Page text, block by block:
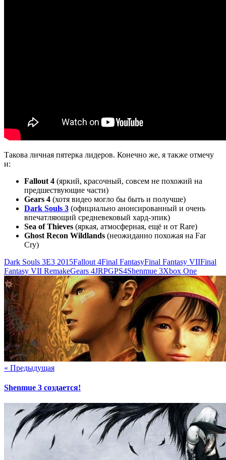
Такова личная пятерка лидеров. Конечно же, я также отмечу
и:
Fallout 4 (яркий, красочный, совсем не похожий на
предшествующие части)
Gears 4 (хотя видео могло бы быть и получше)
Dark Souls 3 (официально анонсированный и очень
впечатляющий средневековый хард-эпик)
Sea of Thieves (яркая, атмосферная, ещё и от Rare)
Ghost Recon Wildlands (неожиданно похожая на Far
Cry)
Dark Souls 3E3 2015Fallout 4Final FantasyFinal Fantasy VIIFinal
Fantasy VII RemakeGears 4JRPGPS4Shenmue 3Xbox One
« Предыдущая
Shenmue 3 создается!